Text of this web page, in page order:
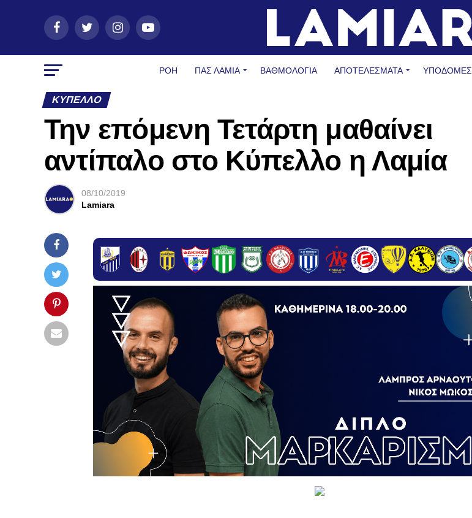
ΡΟΗ ΠΑΣ ΛΑΜΊΑ ΒΑΘΜΟΛΟΓΙΑ ΑΠΟΤΕΛΕΣΜΑΤΑ ΥΠΟΔΟΜΈΣ
ΚΎΠΕΛΛΟ
Την επόμενη Τετάρτη μαθαίνει
αντίπαλο στο Κύπελλο η Λαμία
08/10/2019
Lamiara